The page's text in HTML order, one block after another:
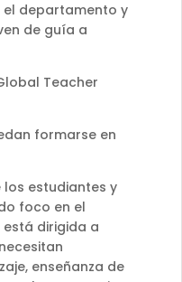
el departamento y
de guía a
Teacher
formarse en
estudiantes y
foco en el
está dirigida a
enseñanza de